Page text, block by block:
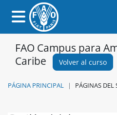
Salta al contenido principal
Panel lateral
FAO Campus para
Caribe
Volver al curso
PÁGINA PRINCIPAL PÁGINAS DEL